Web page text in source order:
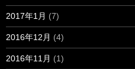
2017年1月 (7)
2016年12月 (4)
2016年11月 (1)